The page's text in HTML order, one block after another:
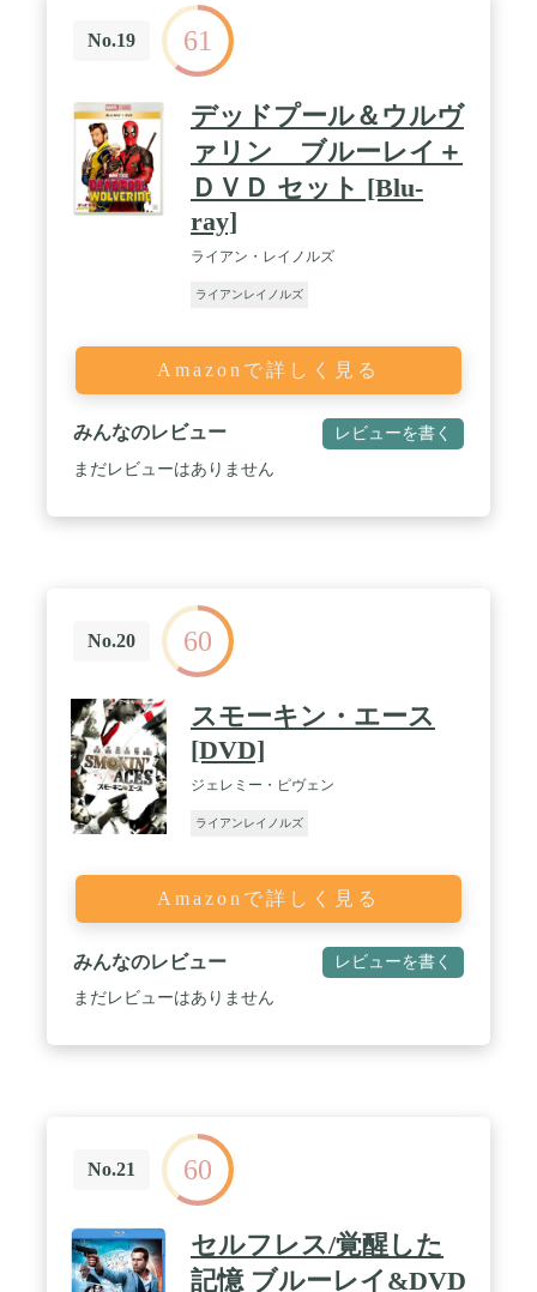
No.19 61
デッドプール＆ウルヴ
ァリン ブルーレイ＋
ＤＶＤ セット [Blu-
ray]
ライアン・レイノルズ
ライアンレイノルズ
Amazonで詳しく見る
みんなのレビュー レビューを書く
まだレビューはありません
No.20 60
スモーキン・エース
[DVD]
ジェレミー・ピヴェン
ライアンレイノルズ
Amazonで詳しく見る
みんなのレビュー レビューを書く
まだレビューはありません
No.21 60
セルフレス/覚醒した
記憶 ブルーレイ&DVD